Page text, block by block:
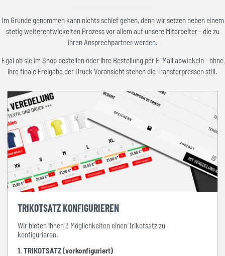
Im Grunde genommen kann nichts schief gehen, denn wir setzen neben einem
stetig weiterentwickelten Prozess vor allem auf unsere Mitarbeiter - die zu
ihren Ansprechpartner werden.
Egal ob sie im Shop bestellen oder ihre Bestellung per E-Mail abwickeln - ohne
ihre finale Freigabe der Druck Voransicht stehen die Transferpressen still.
TRIKOTSATZ KONFIGURIEREN
Wir bieten ihnen 3 Möglichkeiten einen Trikotsatz zu
konfigurieren.
1. TRIKOTSATZ (vorkonfiguriert)